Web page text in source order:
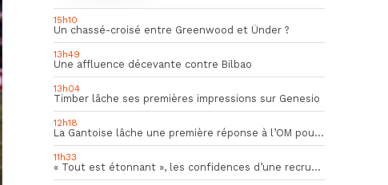
15h10
Un chassé-croisé entre Greenwood et Ünder ?
13h49
Une affluence décevante contre Bilbao
13h04
Timber lâche ses premières impressions sur Genesio
12h18
La Gantoise lâche une première réponse à l’OM pour Goore
11h33
« Tout est étonnant », les confidences d’une recrue du mercato hivernal de l’OM